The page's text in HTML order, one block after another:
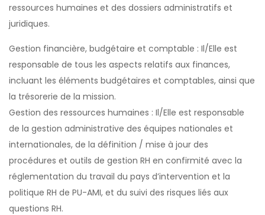
ressources humaines et des dossiers administratifs et
juridiques.
Gestion financière, budgétaire et comptable : Il/Elle est
responsable de tous les aspects relatifs aux finances,
incluant les éléments budgétaires et comptables, ainsi que
la trésorerie de la mission.
Gestion des ressources humaines : Il/Elle est responsable
de la gestion administrative des équipes nationales et
internationales, de la définition / mise à jour des
procédures et outils de gestion RH en confirmité avec la
réglementation du travail du pays d’intervention et la
politique RH de PU-AMI, et du suivi des risques liés aux
questions RH.